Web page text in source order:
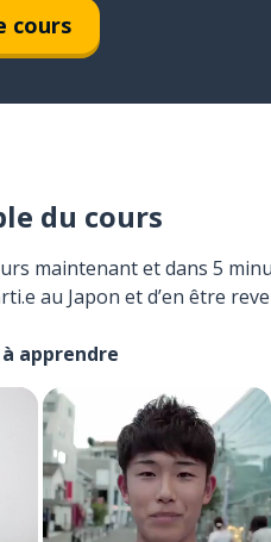
cours
du cours
maintenant et dans 5
au Japon et d’en être
apprendre